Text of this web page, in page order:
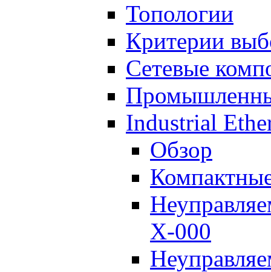
Топологии
Критерии
Сетевые
Industrial
Обзор
X-000